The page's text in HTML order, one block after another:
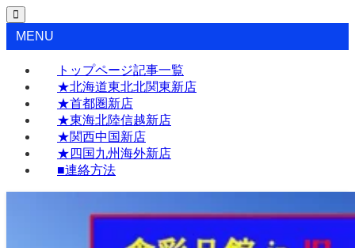
MENU
トップページ記事一覧
★北海道東北北関東新店
★首都圏新店
★東海北陸信越新店
★関西中国新店
★四国九州海外新店
■連絡方法